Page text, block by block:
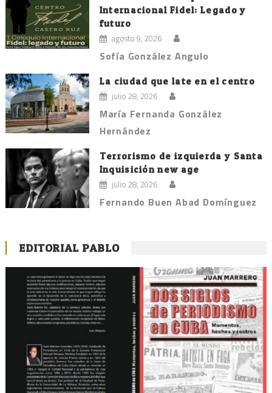
Internacional Fidel: Legado y
futuro
agosto 9, 2026
Sofía González Angulo
La ciudad que late en el centro
julio 28, 2026
María Fernanda González
Hernández
Terrorismo de izquierda y Santa
Inquisición new age
julio 28, 2026
Fernando Buen Abad Domínguez
EDITORIAL PABLO